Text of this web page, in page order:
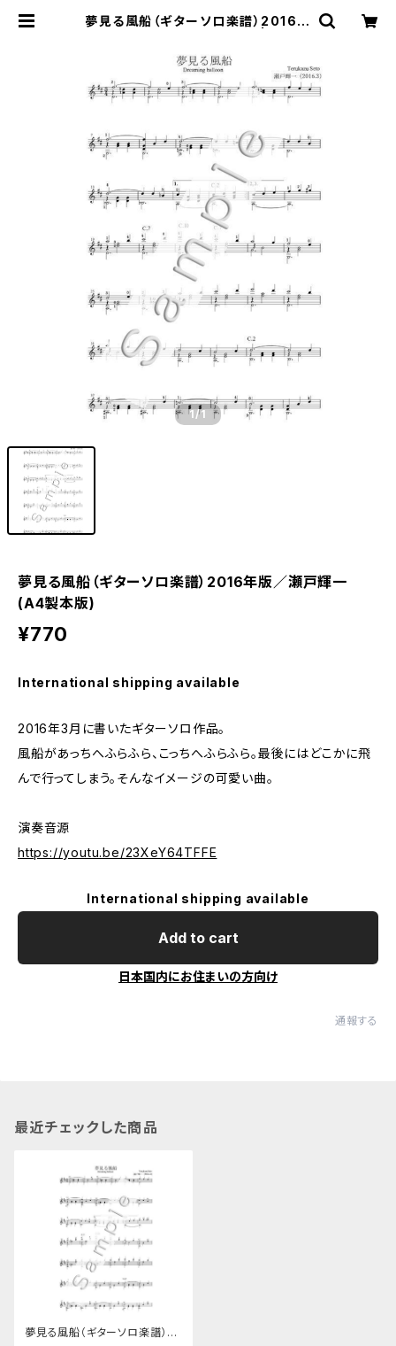
夢見る風船（ギターソロ楽譜）2016年
1/1
夢見る風船（ギターソロ楽譜）2016年版／瀬戸輝一
(A4製本版)
¥770
International shipping available
2016年3月に書いたギターソロ作品。
風船があっちへふらふら、こっちへふらふら。最後にはどこかに飛
んで行ってしまう。そんなイメージの可愛い曲。
演奏音源
https://youtu.be/23XeY64TFFE
International shipping available
Add to cart
日本国内にお住まいの方向け
通報する
最近チェックした商品
夢見る風船（ギターソロ楽譜）20